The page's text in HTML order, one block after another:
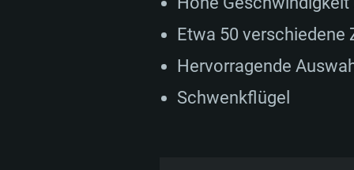
Etwa 50
Hervorragende
Schwenkflügel